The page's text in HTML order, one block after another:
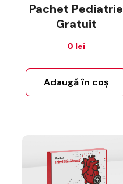
Pachet Pediatrie
Gratuit
0 lei
Adaugă în coș